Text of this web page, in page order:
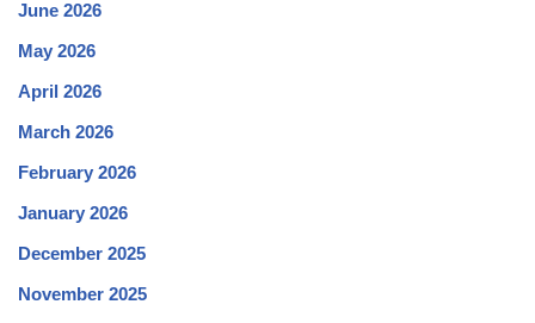
June 2026
May 2026
April 2026
March 2026
February 2026
January 2026
December 2025
November 2025